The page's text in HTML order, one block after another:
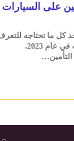
على السيارات
كل ما تحتاجه
على التأمين على السيارات في عام 2023.